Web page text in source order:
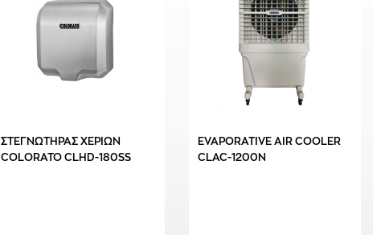
ΣΤΕΓΝΩΤΗΡΑΣ ΧΕΡΙΩΝ
COLORATO CLHD-180SS
EVAPORATIVE AIR COOLER
CLAC-1200N